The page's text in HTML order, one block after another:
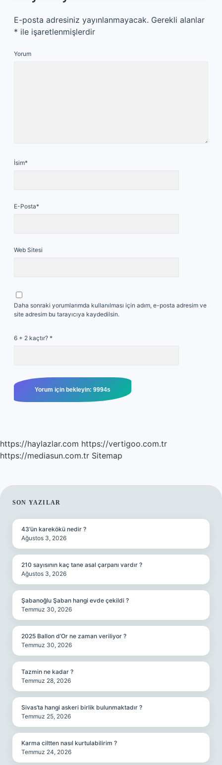
E-posta adresiniz yayınlanmayacak. Gerekli alanlar
* ile işaretlenmişlerdir
Yorum
İsim*
E-Posta*
Web Sitesi
Daha sonraki yorumlarımda kullanılması için adım, e-posta adresim ve
site adresim bu tarayıcıya kaydedilsin.
6 + 2 kaçtır? *
https://haylazlar.com https://vertigoo.com.tr
https://mediasun.com.tr Sitemap
SIDEBAR
SON YAZILAR
43’ün karekökü nedir ?
Ağustos 3, 2026
210 sayısının kaç tane asal çarpanı vardır ?
Ağustos 3, 2026
Şabanoğlu Şaban hangi evde çekildi ?
Temmuz 30, 2026
2025 Ballon d’Or ne zaman veriliyor ?
Temmuz 30, 2026
Tazmin ne kadar ?
Temmuz 28, 2026
Sivas’ta hangi askeri birlik bulunmaktadır ?
Temmuz 25, 2026
Karma ciltten nasıl kurtulabilirim ?
Temmuz 24, 2026